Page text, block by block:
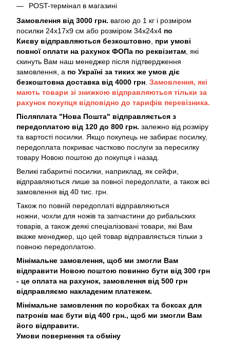
POST-термінал в магазині
Замовлення від 3000 грн. вагою до 1 кг і розміром
посилки 24х17х9 см або розміром 34х24х4 по
Києву відправляються безкоштовно
при умові
повної оплати на рахунок ФОПа по реквізитам , які
скинуть Вам наш менеджер після підтвердження
замовлення, а по Україні за тиких же умов діє
безкоштовна доставка від 4000 грн Замовлення, які
мають товари зі знижкою відправляються тільки за
рахунок покупця відповідно до тарифів перевізника.
Післяплата "Нова Пошта" відправляється з
передоплатою від 120 до 800 грн. залежно від розміру
та вартості посилки. Якщо покупець не забирає посилку,
передоплата покриває частково послуги за пересилку
товару Новою поштою до покупця і назад.
Великі габаритні посилки, наприклад, як сейфи,
відправляються лише за повної передоплати, а також всі
замовлення від 40 тис. грн.
Також по повній передоплаті відправляються
ножни, чохли для ножів та запчастини до рибальских
товарів, а також деякі спеціалізовані товари, які Вам
вкаже менеджер, що цей товар відправляється тільки з
повною передоплатою.
Мінімальне замовлення, щоб ми змогли Вам
відправити Новою поштою повинно бути від 300 грн
- це оплата на рахунок, замовлення від 500 грн
відправляємо накладеним платежем.
Мінімальне замовлення по коробках та боксах для
патронів має бути від 400 грн., щоб ми змогли Вам
його відправити.
Умови повернення та обміну